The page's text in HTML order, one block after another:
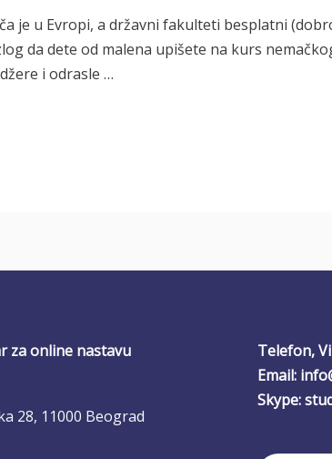
je u Evropi, a državni fakulteti besplatni
da dete od malena upišete na kurs
i odrasle …
za online nastavu
28, 11000 Beograd
Telefon,
Email:
Skype: